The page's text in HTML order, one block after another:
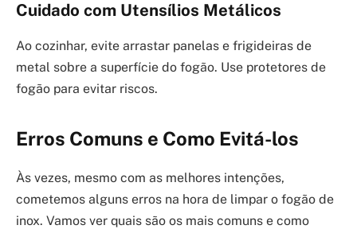
Cuidado com Utensílios Metálicos
Ao cozinhar, evite arrastar panelas e frigideiras de
metal sobre a superfície do fogão. Use protetores de
fogão para evitar riscos.
Erros Comuns e Como Evitá-los
Às vezes, mesmo com as melhores intenções,
cometemos alguns erros na hora de limpar o fogão de
inox. Vamos ver quais são os mais comuns e como